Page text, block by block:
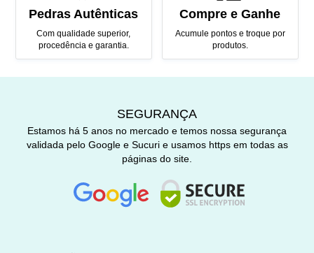
Pedras Autênticas
Com qualidade superior,
procedência e garantia.
Compre e Ganhe
Acumule pontos e troque por
produtos.
SEGURANÇA
Estamos há 5 anos no mercado e temos nossa segurança
validada pelo Google e Sucuri e usamos https em todas as
páginas do site.